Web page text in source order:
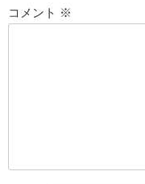
ョ
ン
コメント ※